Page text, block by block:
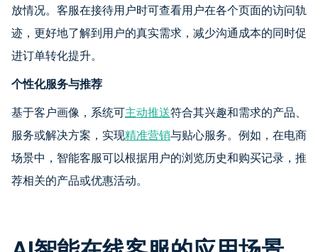
放情况。客服在接待用户时可查看用户在各个页面的访问轨
迹，更好地了解到用户的真实需求，减少沟通成本的同时促
进订单转化提升。
个性化服务与推荐
基于客户画像，系统可主动推送符合其兴趣和需求的产品、
服务或解决方案，实现精准营销与贴心服务。例如，在电商
场景中，智能客服可以根据用户的浏览历史和购买记录，推
荐相关的产品或优惠活动。